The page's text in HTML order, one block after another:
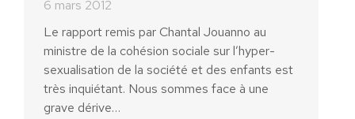
6 mars 2012
Le rapport remis par Chantal Jouanno au
ministre de la cohésion sociale sur l’hyper-
sexualisation de la société et des enfants est
très inquiétant. Nous sommes face à une
grave dérive…